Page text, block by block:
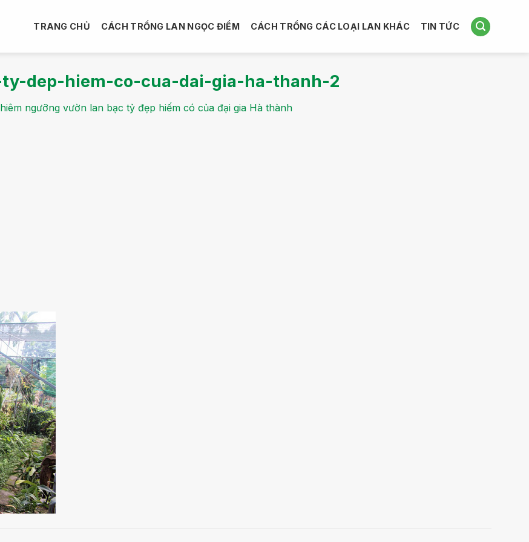
TRANG CHỦ CÁCH TRỒNG LAN NGỌC ĐIỂM CÁCH TRỒNG CÁC LOẠI LAN KHÁC TIN TỨC
dep-hiem-co-cua-dai-gia-ha-thanh-2
ngưỡng vườn lan bạc tỷ đẹp hiếm có của đại gia Hà thành